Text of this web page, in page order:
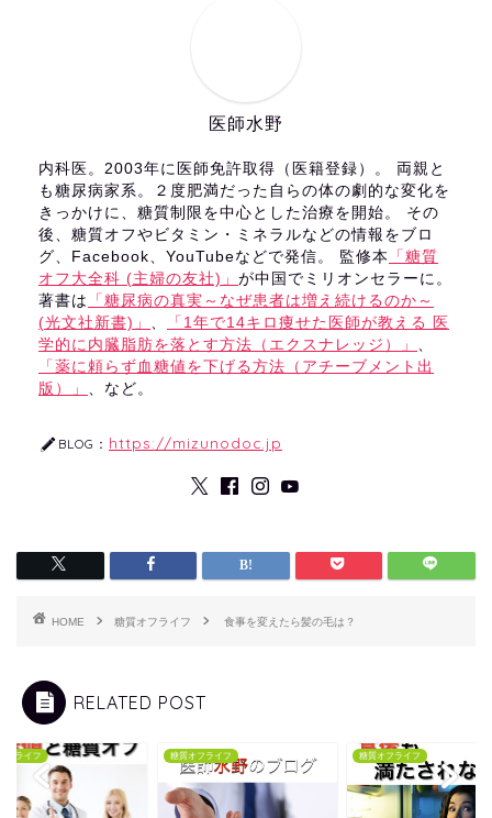
医師水野
内科医。2003年に医師免許取得（医籍登録）。 両親と
も糖尿病家系。２度肥満だった自らの体の劇的な変化を
きっかけに、糖質制限を中心とした治療を開始。 その
後、糖質オフやビタミン・ミネラルなどの情報をブロ
グ、Facebook、YouTubeなどで発信。 監修本
「糖質
オフ大全科 (主婦の友社)」 が中国でミリオンセラーに。
著書は
「糖尿病の真実～なぜ患者は増え続けるのか～
(光文社新書)」
「1年で14キロ痩せた医師が教える 医
学的に内臓脂肪を落とす方法（エクスナレッジ）」
「薬に頼らず血糖値を下げる方法（アチーブメント出
版）」
、など。
BLOG： https://mizunodoc.jp
HOME 糖質オフライフ 食事を変えたら髪の毛は？
RELATED POST
フライフ 糖質オフライフ 糖質オフライフ